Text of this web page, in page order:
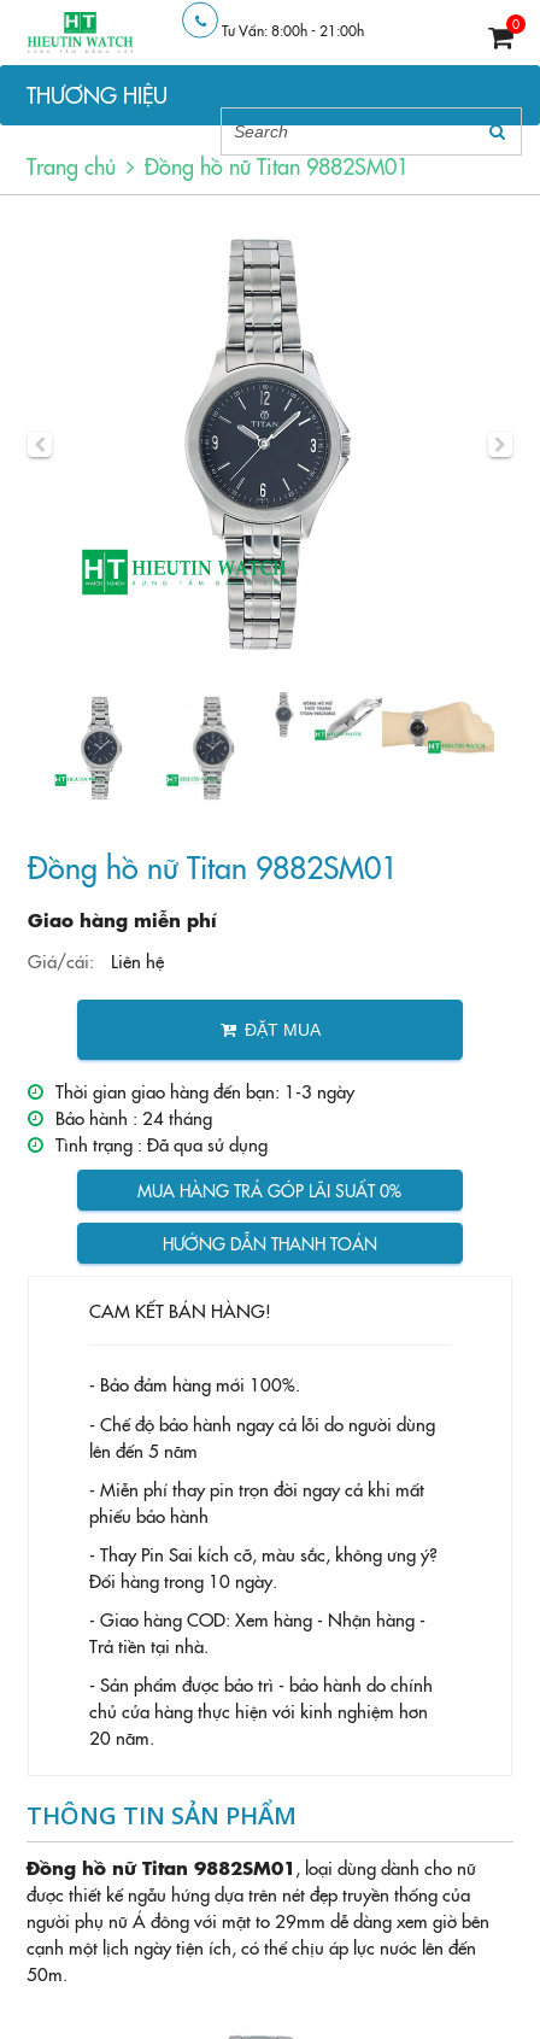
Tư Vấn: 8:00h - 21:00h 0
THƯƠNG HIỆU
Trang chủ Đồng hồ nữ Titan 9882SM01
Đồng hồ nữ Titan 9882SM01
Giao hàng miễn phí
Giá/cái:
Liên hệ
ĐẶT MUA
Thời gian giao hàng đến bạn: 1-3 ngày
Bảo hành : 24 tháng
Tình trạng : Đã qua sử dụng
MUA HÀNG TRẢ GÓP LÃI SUẤT 0%
HƯỚNG DẪN THANH TOÁN
CAM KẾT BÁN HÀNG!
- Bảo đảm hàng mới 100%.
- Chế độ bảo hành ngay cả lỗi do người dùng
lên đến 5 năm
- Miễn phí thay pin trọn đời ngay cả khi mất
phiếu bảo hành
- Thay Pin Sai kích cỡ, màu sắc, không ưng ý?
Đổi hàng trong 10 ngày.
- Giao hàng COD: Xem hàng - Nhận hàng -
Trả tiền tại nhà.
- Sản phẩm được bảo trì - bảo hành do chính
chủ cửa hàng thực hiện với kinh nghiệm hơn
20 năm.
THÔNG TIN SẢN PHẨM
Đồng hồ nữ Titan 9882SM01 , loại dùng dành cho nữ
được thiết kế ngẫu hứng dựa trên nét đẹp truyền thống của
người phụ nữ Á đông với mặt to 29mm dễ dàng xem giờ bên
cạnh một lịch ngày tiện ích, có thể chịu áp lực nước lên đến
50m.